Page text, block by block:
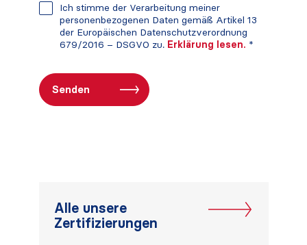
Ich stimme der Verarbeitung meiner
personenbezogenen Daten gemäß Artikel 13
der Europäischen Datenschutzverordnung
679/2016 – DSGVO zu. Erklärung lesen. *
Alle unsere
Zertifizierungen